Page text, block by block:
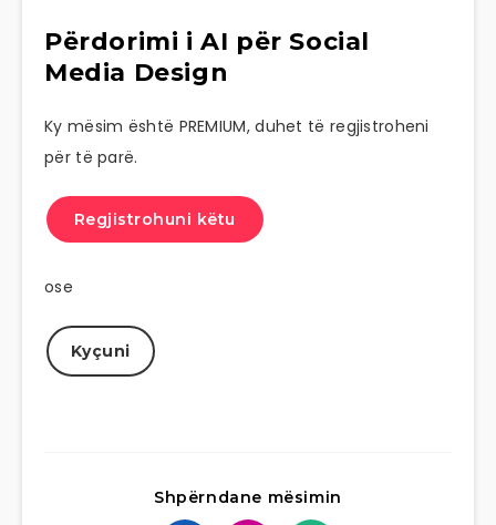
Përdorimi i AI për Social
Media Design
Ky mësim është PREMIUM, duhet të regjistroheni
për të parë.
Regjistrohuni këtu
ose
Kyçuni
Shpërndane mësimin